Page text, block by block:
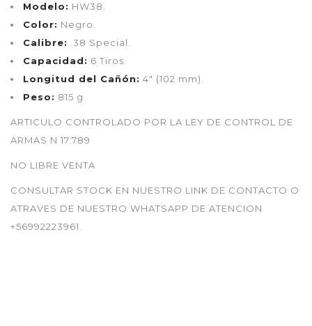
Modelo: HW38.
Color: Negro.
Calibre:
.38 Special.
Capacidad: 6 Tiros.
Longitud del Cañón: 4" (102 mm).
Peso: 815 g.
ARTICULO CONTROLADO POR LA LEY DE CONTROL DE
ARMAS N 17.789
NO LIBRE VENTA
CONSULTAR STOCK EN NUESTRO LINK DE CONTACTO O
ATRAVES DE NUESTRO WHATSAPP DE ATENCION
+56992223961.